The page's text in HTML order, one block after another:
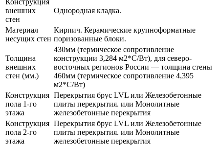
Конструкция
внешних
стен
Однородная кладка.
Материал
несущих стен
Кирпич. Керамические крупноформатные
поризованные блоки.
Толщина
внешних
стен (мм.)
430мм (термическое сопротивление
конструкции 3,284 м2*С/Вт), для северо-
восточных регионов России — толщина стены
460мм (термическое сопротивление 4,395
м2*С/Вт)
Конструкция
пола 1-го
этажа
Перекрытия брус LVL или Железобетонные
плиты перекрытия. или Монолитные
железобетонные перекрытия
Конструкция
пола 2-го
этажа
Перекрытия брус LVL или Железобетонные
плиты перекрытия. или Монолитные
железобетонные перекрытия